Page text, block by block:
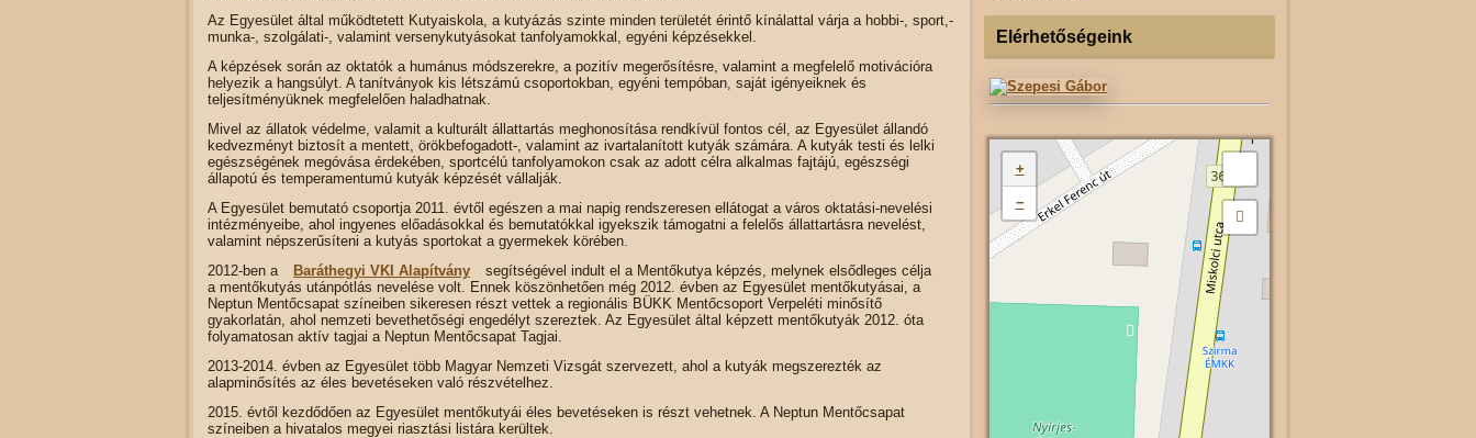
Az Egyesület által működtetett Kutyaiskola, a kutyázás szinte minden területét érintő kínálattal várja a hobbi-, sport,-
munka-, szolgálati-, valamint versenykutyásokat tanfolyamokkal, egyéni képzésekkel.
A képzések során az oktatók a humánus módszerekre, a pozitív megerősítésre, valamint a megfelelő motivációra
helyezik a hangsúlyt. A tanítványok kis létszámú csoportokban, egyéni tempóban, saját igényeiknek és
teljesítményüknek megfelelően haladhatnak.
Mivel az állatok védelme, valamit a kulturált állattartás meghonosítása rendkívül fontos cél, az Egyesület állandó
kedvezményt biztosít a mentett, örökbefogadott-, valamint az ivartalanított kutyák számára. A kutyák testi és lelki
egészségének megóvása érdekében, sportcélú tanfolyamokon csak az adott célra alkalmas fajtájú, egészségi
állapotú és temperamentumú kutyák képzését vállalják.
A Egyesület bemutató csoportja 2011. évtől egészen a mai napig rendszeresen ellátogat a város oktatási-nevelési
intézményeibe, ahol ingyenes előadásokkal és bemutatókkal igyekszik támogatni a felelős állattartásra nevelést,
valamint népszerűsíteni a kutyás sportokat a gyermekek körében.
2012-ben a
Baráthegyi VKI Alapítvány
segítségével indult el a Mentőkutya képzés, melynek elsődleges célja
a mentőkutyás utánpótlás nevelése volt. Ennek köszönhetően még 2012. évben az Egyesület mentőkutyásai, a
Neptun Mentőcsapat színeiben sikeresen részt vettek a regionális BÜKK Mentőcsoport Verpeléti minősítő
gyakorlatán, ahol nemzeti bevethetőségi engedélyt szereztek. Az Egyesület által képzett mentőkutyák 2012. óta
folyamatosan aktív tagjai a Neptun Mentőcsapat Tagjai.
2013-2014. évben az Egyesület több Magyar Nemzeti Vizsgát szervezett, ahol a kutyák megszerezték az
alapminősítés az éles bevetéseken való részvételhez.
2015. évtől kezdődően az Egyesület mentőkutyái éles bevetéseken is részt vehetnek. A Neptun Mentőcsapat
színeiben a hivatalos megyei riasztási listára kerültek.
Elérhetőségeink
+
−